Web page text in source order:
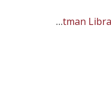
The Littman Library of Jewish Civilization